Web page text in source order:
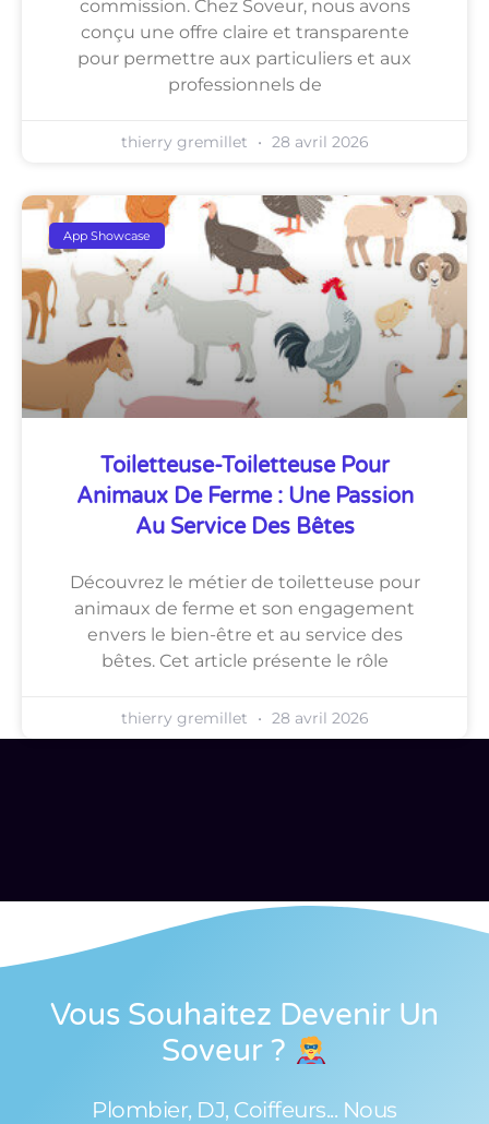
commission. Chez Soveur, nous avons
conçu une offre claire et transparente
pour permettre aux particuliers et aux
professionnels de
thierry gremillet 28 avril 2026
App Showcase
Toiletteuse-Toiletteuse Pour
Animaux De Ferme : Une Passion
Au Service Des Bêtes
Découvrez le métier de toiletteuse pour
animaux de ferme et son engagement
envers le bien-être et au service des
bêtes. Cet article présente le rôle
thierry gremillet 28 avril 2026
Vous Souhaitez Devenir Un
Soveur ?
Plombier, DJ, Coiffeurs... Nous